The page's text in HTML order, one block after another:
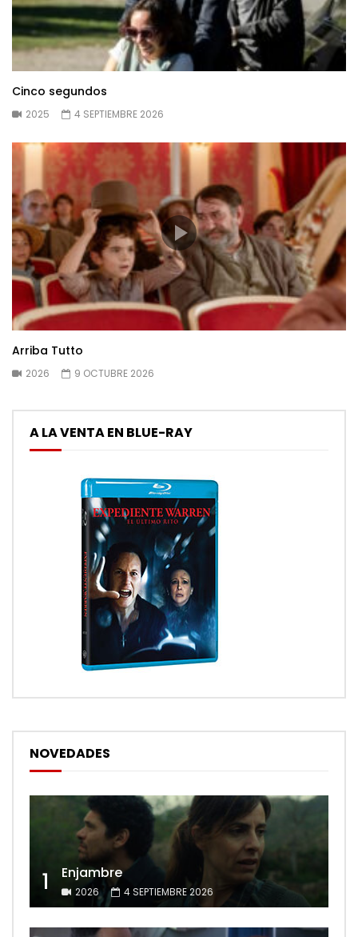
Cinco segundos
2025 4 SEPTIEMBRE 2026
Arriba Tutto
2026 9 OCTUBRE 2026
A LA VENTA EN BLUE-RAY
NOVEDADES
1 Enjambre
2026 4 SEPTIEMBRE 2026